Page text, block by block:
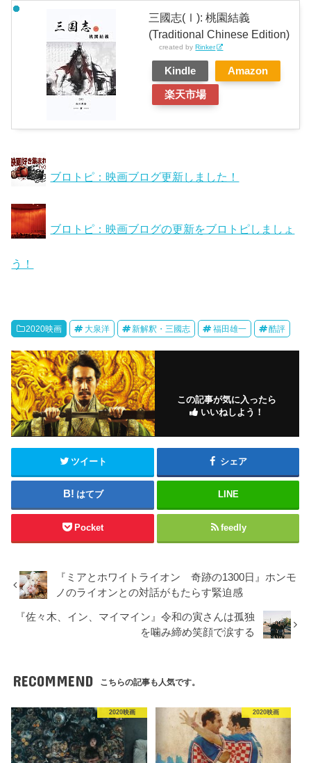
三國志(Ⅰ): 桃園結義
(Traditional Chinese Edition)
created byRinker
Kindle Amazon
楽天市場
ブロトピ：映画ブログ更新しました！
ブロトピ：映画ブログの更新をブロトピしましょ
う！
2020映画 大泉洋 新解釈・三國志 福田雄一 酷評
この記事が気に入ったら
いいねしよう！
ツイート シェア
はてブ LINE
Pocket feedly
『ミアとホワイトライオン 奇跡の1300日』ホンモ
ノのライオンとの対話がもたらす緊迫感
『佐々木、イン、マイマイン』令和の寅さんは孤独
を噛み締め笑顔で涙する
RECOMMEND こちらの記事も人気です。
2020映画 2020映画